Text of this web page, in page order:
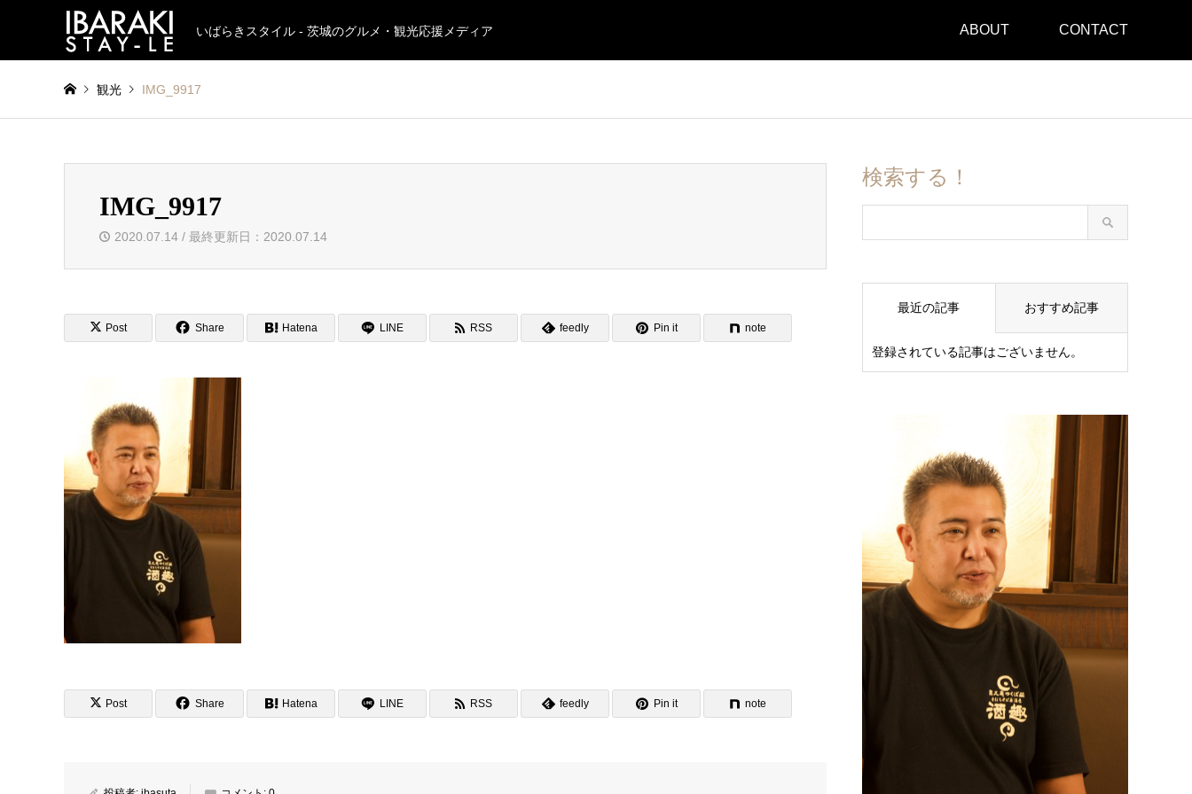
いばらきスタイル - 茨城のグルメ・観光応援メディア ABOUT CONTACT
観光 IMG_9917
IMG_9917
2020.07.14 / 最終更新日：2020.07.14
Post Share Hatena LINE RSS feedly Pin it note
Post Share Hatena LINE RSS feedly Pin it note
検索する！
最近の記事 おすすめ記事
登録されている記事はございません。